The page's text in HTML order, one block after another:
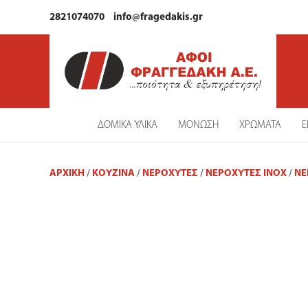
2821074070 info@fragedakis.gr
ΔΟΜΙΚΑ ΥΛΙΚΑ ΜΟΝΩΣΗ ΧΡΩΜΑΤΑ
ΑΡΧΙΚΉ / ΚΟΥΖΙΝΑ / ΝΕΡΟΧΎΤΕΣ / ΝΕΡΟΧΎΤΕΣ ΙΝΟΧ /